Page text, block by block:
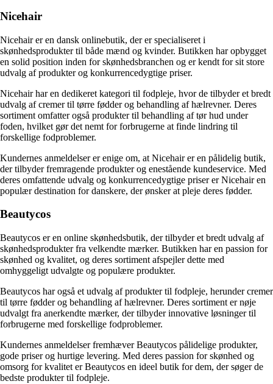
Nicehair
Nicehair er en dansk onlinebutik, der er specialiseret i
skønhedsprodukter til både mænd og kvinder. Butikken har opbygget
en solid position inden for skønhedsbranchen og er kendt for sit store
udvalg af produkter og konkurrencedygtige priser.
Nicehair har en dedikeret kategori til fodpleje, hvor de tilbyder et bredt
udvalg af cremer til tørre fødder og behandling af hælrevner. Deres
sortiment omfatter også produkter til behandling af tør hud under
foden, hvilket gør det nemt for forbrugerne at finde lindring til
forskellige fodproblemer.
Kundernes anmeldelser er enige om, at Nicehair er en pålidelig butik,
der tilbyder fremragende produkter og enestående kundeservice. Med
deres omfattende udvalg og konkurrencedygtige priser er Nicehair en
populær destination for danskere, der ønsker at pleje deres fødder.
Beautycos
Beautycos er en online skønhedsbutik, der tilbyder et bredt udvalg af
skønhedsprodukter fra velkendte mærker. Butikken har en passion for
skønhed og kvalitet, og deres sortiment afspejler dette med
omhyggeligt udvalgte og populære produkter.
Beautycos har også et udvalg af produkter til fodpleje, herunder cremer
til tørre fødder og behandling af hælrevner. Deres sortiment er nøje
udvalgt fra anerkendte mærker, der tilbyder innovative løsninger til
forbrugerne med forskellige fodproblemer.
Kundernes anmeldelser fremhæver Beautycos pålidelige produkter,
gode priser og hurtige levering. Med deres passion for skønhed og
omsorg for kvalitet er Beautycos en ideel butik for dem, der søger de
bedste produkter til fodpleje.